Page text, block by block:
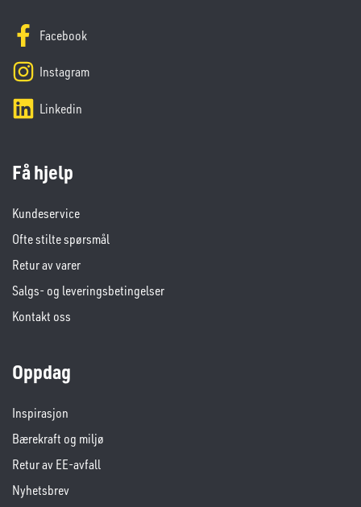
Facebook
Instagram
Linkedin
Få hjelp
Kundeservice
Ofte stilte spørsmål
Retur av varer
Salgs- og leveringsbetingelser
Kontakt oss
Oppdag
Inspirasjon
Bærekraft og miljø
Retur av EE-avfall
Nyhetsbrev